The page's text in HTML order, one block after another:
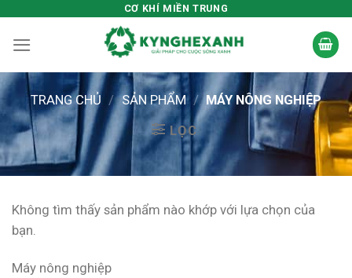
content
CƠ KHÍ MIỀN TRUNG
TRANG CHỦ / SẢN PHẨM / MÁY NÔNG NGHIỆP
LỌC
Không tìm thấy sản phẩm nào khớp với lựa chọn của
bạn.
Máy nông nghiệp